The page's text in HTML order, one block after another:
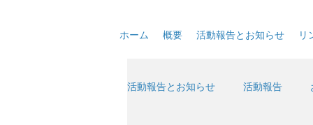
ホーム 概要 活動報告とお知らせ リ
活動報告とお知らせ 活動報告